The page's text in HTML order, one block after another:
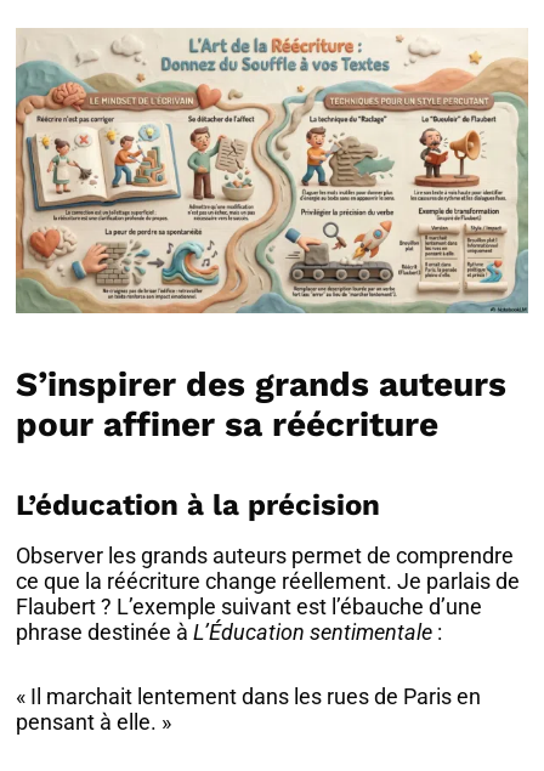
S’inspirer des grands auteurs
pour affiner sa réécriture
L’éducation à la précision
Observer les grands auteurs permet de comprendre
ce que la réécriture change réellement. Je parlais de
Flaubert ? L’exemple suivant est l’ébauche d’une
phrase destinée àL’Éducation sentimentale :
« Il marchait lentement dans les rues de Paris en
pensant à elle. »